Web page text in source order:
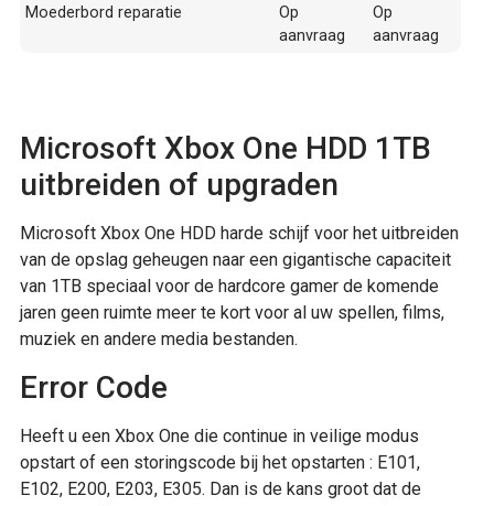
Moederbord reparatie
Op
aanvraag
Op
aanvraag
Microsoft Xbox One HDD 1TB
uitbreiden of upgraden
Microsoft Xbox One HDD harde schijf voor het uitbreiden
van de opslag geheugen naar een gigantische capaciteit
van 1TB speciaal voor de hardcore gamer de komende
jaren geen ruimte meer te kort voor al uw spellen, films,
muziek en andere media bestanden.
Error Code
Heeft u een Xbox One die continue in veilige modus
opstart of een storingscode bij het opstarten : E101,
E102, E200, E203, E305. Dan is de kans groot dat de